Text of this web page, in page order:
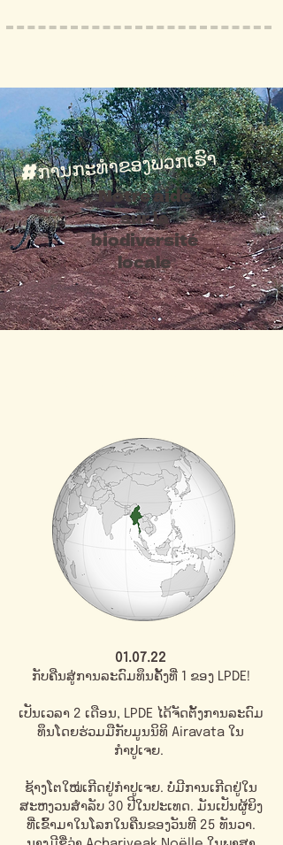
#ການກະທຳຂອງພວກເຮົາ
Notre aide
sur la
biodiversité
locale
01.07.22
ກັບຄືນສູ່ການລະດົມທຶນຄັ້ງທີ່ 1 ຂອງ LPDE!
ເປັນເວລາ 2 ເດືອນ, LPDE ໄດ້ຈັດຕັ້ງການລະດົມ
ທຶນໂດຍຮ່ວມມືກັບມູນນິທິ Airavata ໃນ
ກຳປູເຈຍ.
ຊ້າງ​ໂຕ​ໃໝ່​ເກີດ​ຢູ່​ກຳປູ​ເຈຍ. ບໍ່ມີການເກີດຢູ່ໃນ
ສະຫງວນສໍາລັບ 30 ປີໃນປະເທດ. ມັນເປັນຜູ້ຍິງ
ທີ່ເຂົ້າມາໃນໂລກໃນຄືນຂອງວັນທີ 25 ທັນວາ.